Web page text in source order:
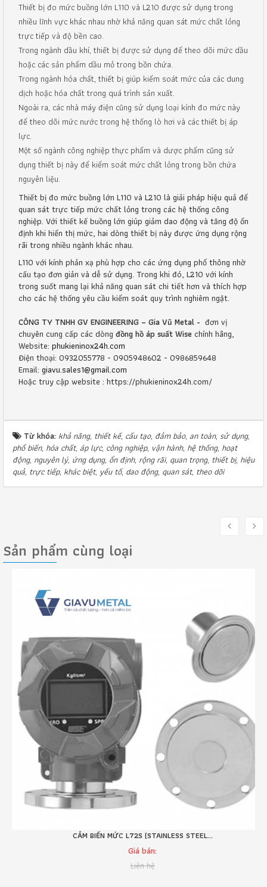
Thiết bị đo mức buồng lớn L110 và L210 được sử dụng trong
nhiều lĩnh vực khác nhau nhờ khả năng quan sát mức chất lỏng
trực tiếp và độ bền cao.
Trong ngành dầu khí, thiết bị được sử dụng để theo dõi mức dầu
hoặc các sản phẩm dầu mỏ trong bồn chứa.
Trong ngành hóa chất, thiết bị giúp kiểm soát mức của các dung
dịch hoặc hóa chất trong quá trình sản xuất.
Ngoài ra, các nhà máy điện cũng sử dụng loại kính đo mức này
để theo dõi mức nước trong hệ thống lò hơi và các thiết bị áp
lực.
Một số ngành công nghiệp thực phẩm và dược phẩm cũng sử
dụng thiết bị này để kiểm soát mức chất lỏng trong bồn chứa
nguyên liệu.
Thiết bị đo mức buồng lớn L110 và L210 là giải pháp hiệu quả để
quan sát trực tiếp mức chất lỏng trong các hệ thống công
nghiệp. Với thiết kế buồng lớn giúp giảm dao động và tăng độ ổn
định khi hiển thị mức, hai dòng thiết bị này được ứng dụng rộng
rãi trong nhiều ngành khác nhau.
L110 với kính phản xạ phù hợp cho các ứng dụng phổ thông nhờ
cấu tạo đơn giản và dễ sử dụng. Trong khi đó, L210 với kính
trong suốt mang lại khả năng quan sát chi tiết hơn và thích hợp
cho các hệ thống yêu cầu kiểm soát quy trình nghiêm ngặt.
CÔNG TY TNHH GV ENGINEERING – Gia Vũ Metal - đơn vị
chuyên cung cấp các dòng đồng hồ áp suất Wise chính hãng,
Website: phukieninox24h.com
Điện thoại: 0932055778 - 0905948602 - 0986859648
Email: giavu.sales1@gmail.com
Hoặc truy cập website : https://phukieninox24h.com/
Từ khóa: khả năng, thiết kế, cấu tạo, đảm bảo, an toàn, sử dụng,
phổ biến, hóa chất, áp lực, công nghiệp, vận hành, hệ thống, hoạt
động, nguyên lý, ứng dụng, ổn định, rộng rãi, quan trọng, thiết bị, hiệu
quả, trực tiếp, khác biệt, yếu tố, dao động, quan sát, theo dõi
Sản phẩm cùng loại
CẢM BIẾN MỨC L72S (STAINLESS STEEL...
Giá bán:
Liên hệ